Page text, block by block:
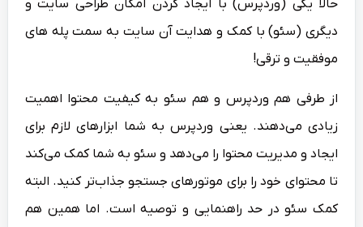
حالا یکی (وردپرس) با ایجاد کردن امکان طراحی سایت و
دیگری (سئو) با کمک و هدایت آن سایت به سمت پله های
موفقیت و ترقی!
از طرفی هم وردپرس و هم سئو به کیفیت محتوا اهمیت
زیادی می‌دهند. یعنی وردپرس به شما ابزارهای لازم برای
ایجاد و مدیریت محتوا را می‌دهد و سئو به شما کمک می‌کند
تا محتوای خود را برای موتورهای جستجو جذاب‌تر کنید. البته
کمک سئو در حد راهنمایی و توصیه است. اما همین هم